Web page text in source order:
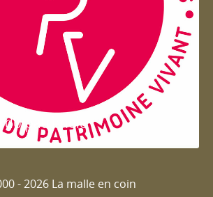
du patrimoie
- 2026 La malle en coin